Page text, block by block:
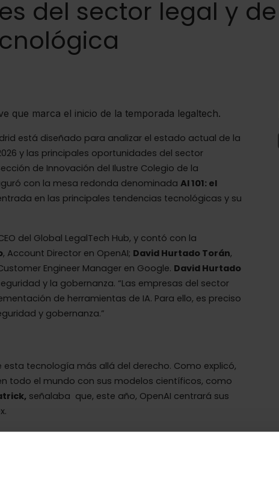
del sector legal y de
que marca el inicio de la temporada legaltech.
está diseñado para analizar el estado actual de la
y las principales oportunidades del sector
de Innovación del Ilustre Colegio de la
con la mesa redonda denominada AI 101: el
en las principales tendencias tecnológicas y su
del Global LegalTech Hub, y contó con la
, Account Director en OpenAI; David Hurtado Torán,
Engineer Manager en Google. David Hurtado
y la gobernanza. “Las empresas del sector
de herramientas de IA. Para ello, es preciso
y gobernanza.”
tecnología más allá del derecho. Como explicó,
todo el mundo con sus modelos científicos, como
señalaba que, este año, OpenAI centrará sus
introduce nuevos retos, pero finalmente
si queremos llegar a ellos y cómo lo vamos a